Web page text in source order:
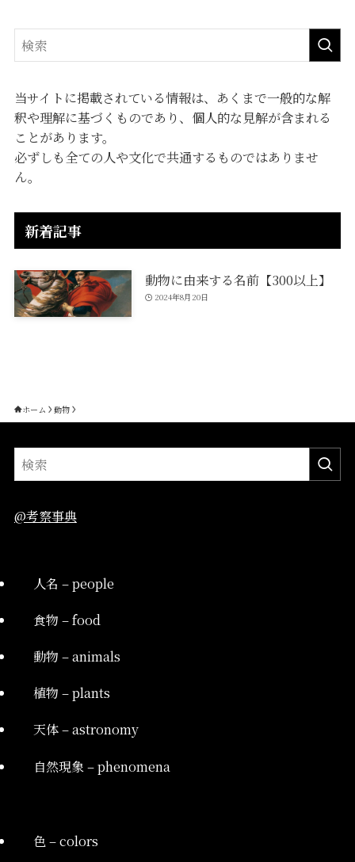
当サイトに掲載されている情報は、あくまで一般的な解
釈や理解に基づくものであり、個人的な見解が含まれる
ことがあります。
必ずしも全ての人や文化で共通するものではありませ
ん。
新着記事
動物に由来する名前【300以上】
2024年8月20日
ホーム 動物
@考察事典
人名 – people
食物 – food
動物 – animals
植物 – plants
天体 – astronomy
自然現象 – phenomena
色 – colors